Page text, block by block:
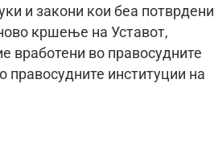
и закони кои беа потврдени
кршење на Уставот,
вработени во правосудните
правосудните институции на